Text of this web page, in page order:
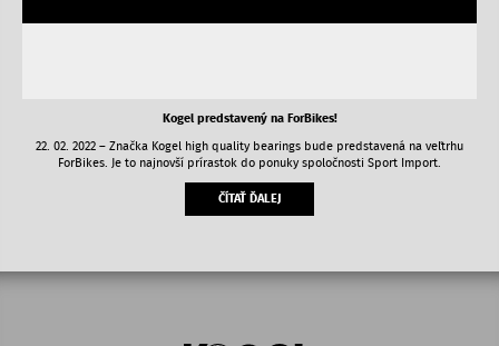
Kogel predstavený na ForBikes!
22. 02. 2022 – Značka Kogel high quality bearings bude predstavená na veľtrhu
ForBikes. Je to najnovší prírastok do ponuky spoločnosti Sport Import.
ČÍTAŤ ĎALEJ